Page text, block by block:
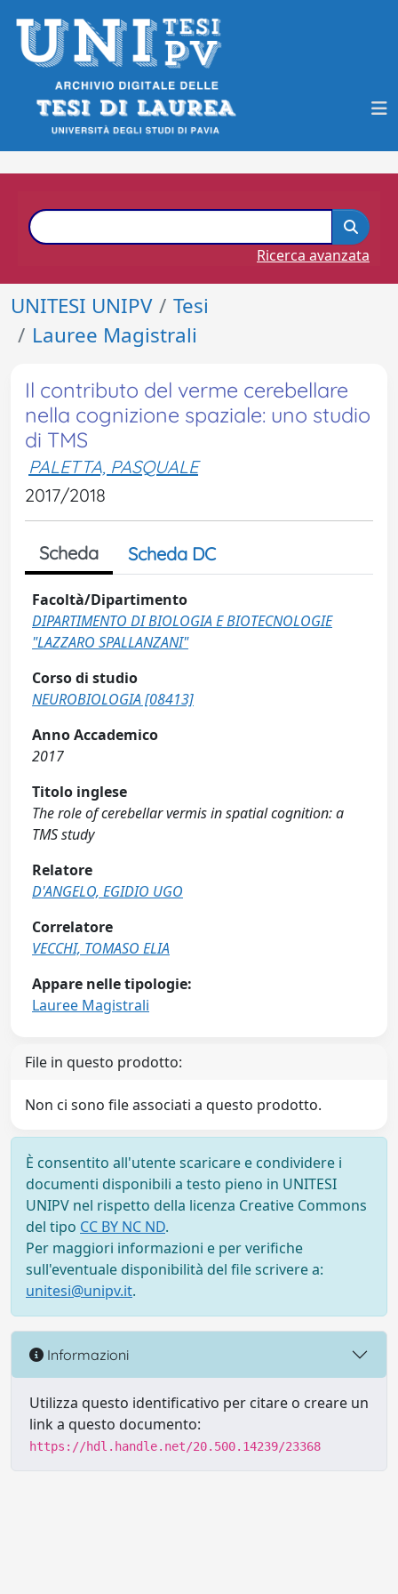
Ricerca avanzata
UNITESI UNIPV
Tesi
Lauree Magistrali
Il contributo del verme cerebellare
nella cognizione spaziale: uno studio
di TMS
PALETTA, PASQUALE
2017/2018
Scheda Scheda DC
Facoltà/Dipartimento
DIPARTIMENTO DI BIOLOGIA E BIOTECNOLOGIE
"LAZZARO SPALLANZANI"
Corso di studio
NEUROBIOLOGIA [08413]
Anno Accademico
2017
Titolo inglese
The role of cerebellar vermis in spatial cognition: a
TMS study
Relatore
D'ANGELO, EGIDIO UGO
Correlatore
VECCHI, TOMASO ELIA
Appare nelle tipologie:
Lauree Magistrali
File in questo prodotto:
Non ci sono file associati a questo prodotto.
È consentito all'utente scaricare e condividere i
documenti disponibili a testo pieno in UNITESI
UNIPV nel rispetto della licenza Creative Commons
del tipo CC BY NC ND.
Per maggiori informazioni e per verifiche
sull'eventuale disponibilità del file scrivere a:
unitesi@unipv.it.
Informazioni
Utilizza questo identificativo per citare o creare un
link a questo documento:
https://hdl.handle.net/20.500.14239/23368